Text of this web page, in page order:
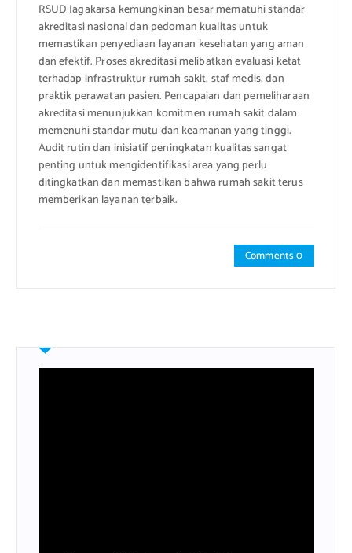
RSUD Jagakarsa kemungkinan besar mematuhi standar
akreditasi nasional dan pedoman kualitas untuk
memastikan penyediaan layanan kesehatan yang aman
dan efektif. Proses akreditasi melibatkan evaluasi ketat
terhadap infrastruktur rumah sakit, staf medis, dan
praktik perawatan pasien. Pencapaian dan pemeliharaan
akreditasi menunjukkan komitmen rumah sakit dalam
memenuhi standar mutu dan keamanan yang tinggi.
Audit rutin dan inisiatif peningkatan kualitas sangat
penting untuk mengidentifikasi area yang perlu
ditingkatkan dan memastikan bahwa rumah sakit terus
memberikan layanan terbaik.
Comments 0